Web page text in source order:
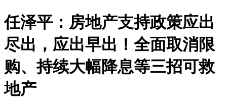
任泽平：房地产支持政策应出
尽出，应出早出！全面取消限
购、持续大幅降息等三招可救
地产